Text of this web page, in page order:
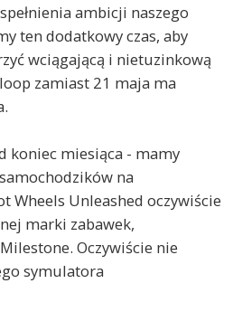
ambicji naszego
ten dodatkowy czas, aby
wciągającą i nietuzinkową
zamiast 21 maja ma
koniec miesiąca - mamy
na
Wheels Unleashed oczywiście
marki zabawek,
Oczywiście nie
symulatora